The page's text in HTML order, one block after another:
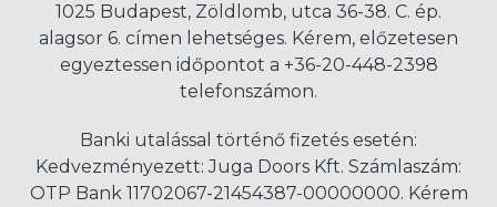
1025 Budapest, Zöldlomb, utca 36-38. C. ép.
alagsor 6. címen lehetséges. Kérem, előzetesen
egyeztessen időpontot a +36-20-448-2398
telefonszámon.
Banki utalással történő fizetés esetén:
Kedvezményezett: Juga Doors Kft. Számlaszám:
OTP Bank 11702067-21454387-00000000. Kérem